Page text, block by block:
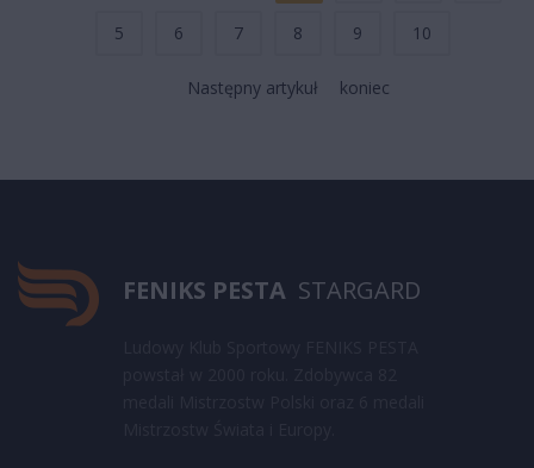
5 6 7 8 9 10
Następny artykuł koniec
FENIKS PESTA STARGARD